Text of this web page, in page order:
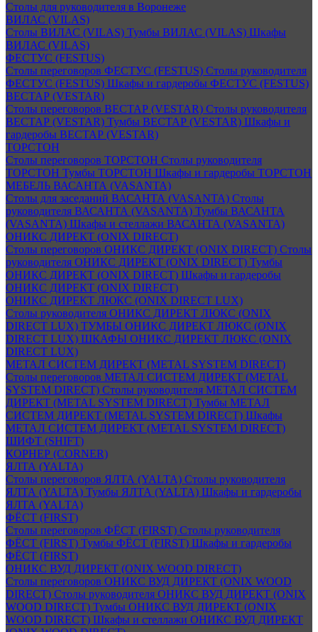
Столы для руководителя в Воронеже
ВИЛАС (VILAS)
Столы ВИЛАС (VILAS) Тумбы ВИЛАС (VILAS) Шкафы
ВИЛАС (VILAS)
ФЕСТУС (FESTUS)
Столы переговоров ФЕСТУС (FESTUS) Столы руководителя
ФЕСТУС (FESTUS) Шкафы и гардеробы ФЕСТУС (FESTUS)
ВЕСТАР (VESTAR)
Столы переговоров ВЕСТАР (VESTAR) Столы руководителя
ВЕСТАР (VESTAR) Тумбы ВЕСТАР (VESTAR) Шкафы и
гардеробы ВЕСТАР (VESTAR)
ТОРСТОН
Столы переговоров ТОРСТОН Столы руководителя
ТОРСТОН Тумбы ТОРСТОН Шкафы и гардеробы ТОРСТОН
МЕБЕЛЬ ВАСАНТА (VASANTA)
Столы для заседаний ВАСАНТА (VASANTA) Столы
руководителя ВАСАНТА (VASANTA) Тумбы ВАСАНТА
(VASANTA) Шкафы и стеллажи ВАСАНТА (VASANTA)
ОНИКС ДИРЕКТ (ONIX DIRECT)
Столы переговоров ОНИКС ДИРЕКТ (ONIX DIRECT) Столы
руководителя ОНИКС ДИРЕКТ (ONIX DIRECT) Тумбы
ОНИКС ДИРЕКТ (ONIX DIRECT) Шкафы и гардеробы
ОНИКС ДИРЕКТ (ONIX DIRECT)
ОНИКС ДИРЕКТ ЛЮКС (ONIX DIRECT LUX)
Столы руководителя ОНИКС ДИРЕКТ ЛЮКС (ONIX
DIRECT LUX) ТУМБЫ ОНИКС ДИРЕКТ ЛЮКС (ONIX
DIRECT LUX) ШКАФЫ ОНИКС ДИРЕКТ ЛЮКС (ONIX
DIRECT LUX)
МЕТАЛ СИСТЕМ ДИРЕКТ (METAL SYSTEM DIRECT)
Столы переговоров МЕТАЛ СИСТЕМ ДИРЕКТ (METAL
SYSTEM DIRECT) Столы руководителя МЕТАЛ СИСТЕМ
ДИРЕКТ (METAL SYSTEM DIRECT) Тумбы МЕТАЛ
СИСТЕМ ДИРЕКТ (METAL SYSTEM DIRECT) Шкафы
МЕТАЛ СИСТЕМ ДИРЕКТ (METAL SYSTEM DIRECT)
ШИФТ (SHIFT)
КОРНЕР (CORNER)
ЯЛТА (YALTA)
Столы переговоров ЯЛТА (YALTA) Столы руководителя
ЯЛТА (YALTA) Тумбы ЯЛТА (YALTA) Шкафы и гардеробы
ЯЛТА (YALTA)
ФЁСТ (FIRST)
Столы переговоров ФЁСТ (FIRST) Столы руководителя
ФЁСТ (FIRST) Тумбы ФЁСТ (FIRST) Шкафы и гардеробы
ФЁСТ (FIRST)
ОНИКС ВУД ДИРЕКТ (ONIX WOOD DIRECT)
Столы переговоров ОНИКС ВУД ДИРЕКТ (ONIX WOOD
DIRECT) Столы руководителя ОНИКС ВУД ДИРЕКТ (ONIX
WOOD DIRECT) Тумбы ОНИКС ВУД ДИРЕКТ (ONIX
WOOD DIRECT) Шкафы и стеллажи ОНИКС ВУД ДИРЕКТ